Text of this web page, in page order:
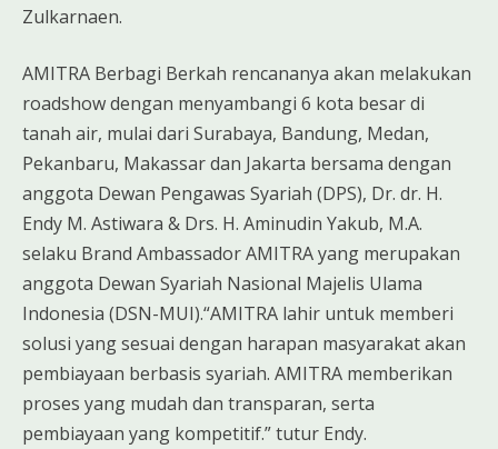
Zulkarnaen.
AMITRA Berbagi Berkah rencananya akan melakukan
roadshow dengan menyambangi 6 kota besar di
tanah air, mulai dari Surabaya, Bandung, Medan,
Pekanbaru, Makassar dan Jakarta bersama dengan
anggota Dewan Pengawas Syariah (DPS), Dr. dr. H.
Endy M. Astiwara & Drs. H. Aminudin Yakub, M.A.
selaku Brand Ambassador AMITRA yang merupakan
anggota Dewan Syariah Nasional Majelis Ulama
Indonesia (DSN-MUI).“AMITRA lahir untuk memberi
solusi yang sesuai dengan harapan masyarakat akan
pembiayaan berbasis syariah. AMITRA memberikan
proses yang mudah dan transparan, serta
pembiayaan yang kompetitif.” tutur Endy.